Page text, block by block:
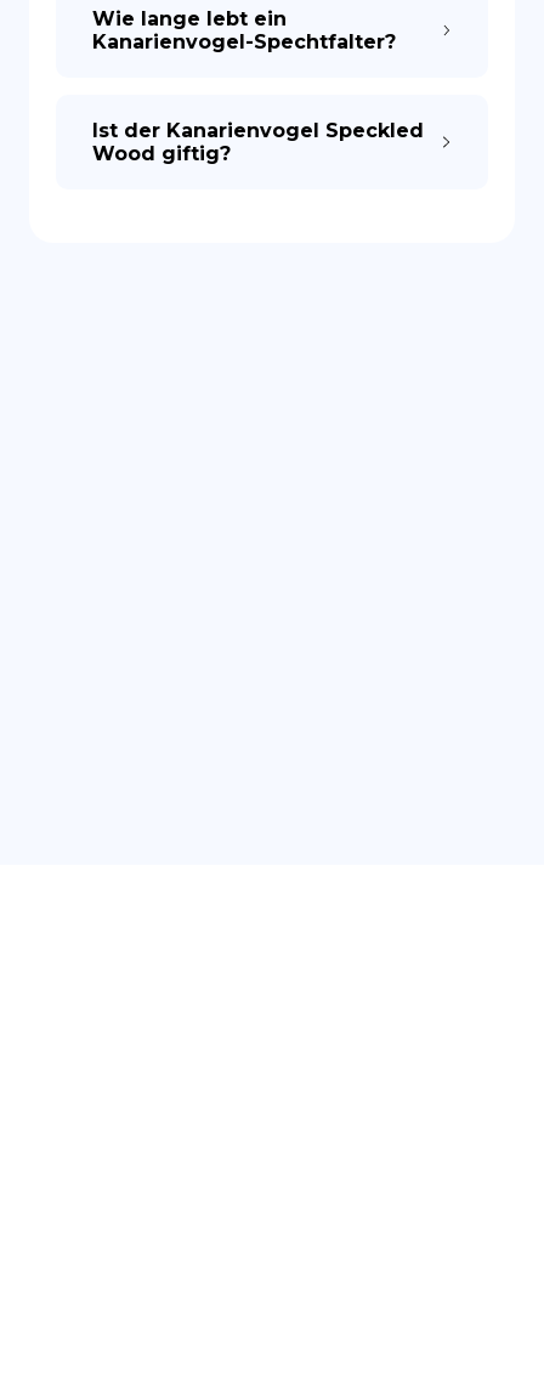
Wie lange lebt ein
Kanarienvogel-Spechtfalter?
Ist der Kanarienvogel Speckled
Wood giftig?